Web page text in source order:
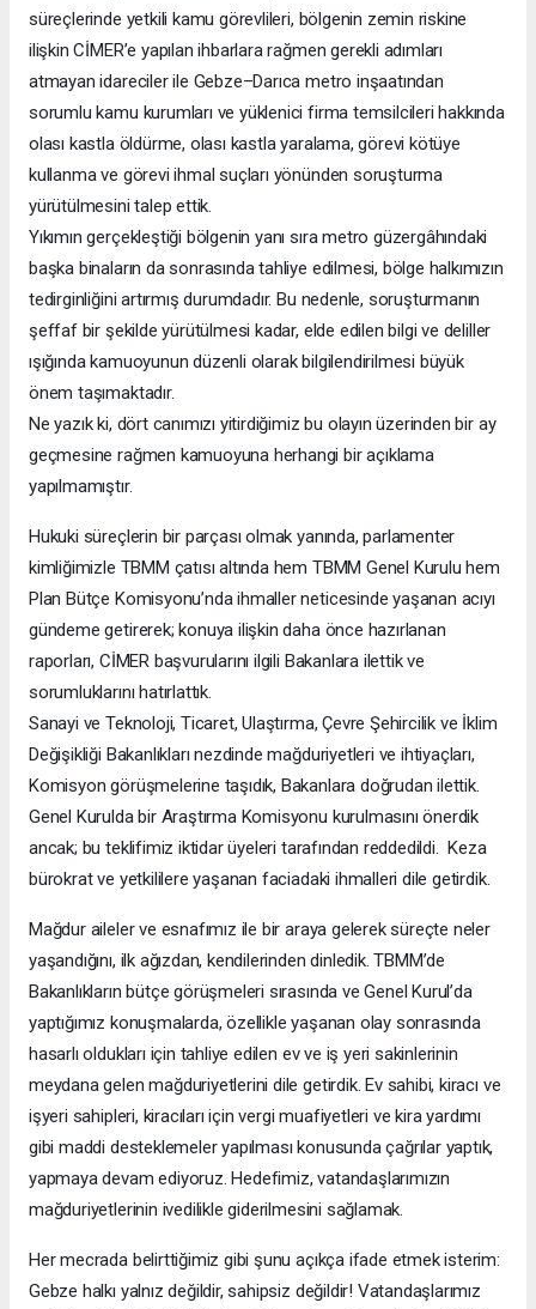
süreçlerinde yetkili kamu görevlileri, bölgenin zemin riskine
ilişkin CİMER’e yapılan ihbarlara rağmen gerekli adımları
atmayan idareciler ile Gebze–Darıca metro inşaatından
sorumlu kamu kurumları ve yüklenici firma temsilcileri hakkında
olası kastla öldürme, olası kastla yaralama, görevi kötüye
kullanma ve görevi ihmal suçları yönünden soruşturma
yürütülmesini talep ettik.
Yıkımın gerçekleştiği bölgenin yanı sıra metro güzergâhındaki
başka binaların da sonrasında tahliye edilmesi, bölge halkımızın
tedirginliğini artırmış durumdadır. Bu nedenle, soruşturmanın
şeffaf bir şekilde yürütülmesi kadar, elde edilen bilgi ve deliller
ışığında kamuoyunun düzenli olarak bilgilendirilmesi büyük
önem taşımaktadır.
Ne yazık ki, dört canımızı yitirdiğimiz bu olayın üzerinden bir ay
geçmesine rağmen kamuoyuna herhangi bir açıklama
yapılmamıştır.
Hukuki süreçlerin bir parçası olmak yanında, parlamenter
kimliğimizle TBMM çatısı altında hem TBMM Genel Kurulu hem
Plan Bütçe Komisyonu’nda ihmaller neticesinde yaşanan acıyı
gündeme getirerek; konuya ilişkin daha önce hazırlanan
raporları, CİMER başvurularını ilgili Bakanlara ilettik ve
sorumluklarını hatırlattık.
Sanayi ve Teknoloji, Ticaret, Ulaştırma, Çevre Şehircilik ve İklim
Değişikliği Bakanlıkları nezdinde mağduriyetleri ve ihtiyaçları,
Komisyon görüşmelerine taşıdık, Bakanlara doğrudan ilettik.
Genel Kurulda bir Araştırma Komisyonu kurulmasını önerdik
ancak; bu teklifimiz iktidar üyeleri tarafından reddedildi. Keza
bürokrat ve yetkililere yaşanan faciadaki ihmalleri dile getirdik.
Mağdur aileler ve esnafımız ile bir araya gelerek süreçte neler
yaşandığını, ilk ağızdan, kendilerinden dinledik. TBMM’de
Bakanlıkların bütçe görüşmeleri sırasında ve Genel Kurul’da
yaptığımız konuşmalarda, özellikle yaşanan olay sonrasında
hasarlı oldukları için tahliye edilen ev ve iş yeri sakinlerinin
meydana gelen mağduriyetlerini dile getirdik. Ev sahibi, kiracı ve
işyeri sahipleri, kiracıları için vergi muafiyetleri ve kira yardımı
gibi maddi desteklemeler yapılması konusunda çağrılar yaptık,
yapmaya devam ediyoruz. Hedefimiz, vatandaşlarımızın
mağduriyetlerinin ivedilikle giderilmesini sağlamak.
Her mecrada belirttiğimiz gibi şunu açıkça ifade etmek isterim:
Gebze halkı yalnız değildir, sahipsiz değildir! Vatandaşlarımız